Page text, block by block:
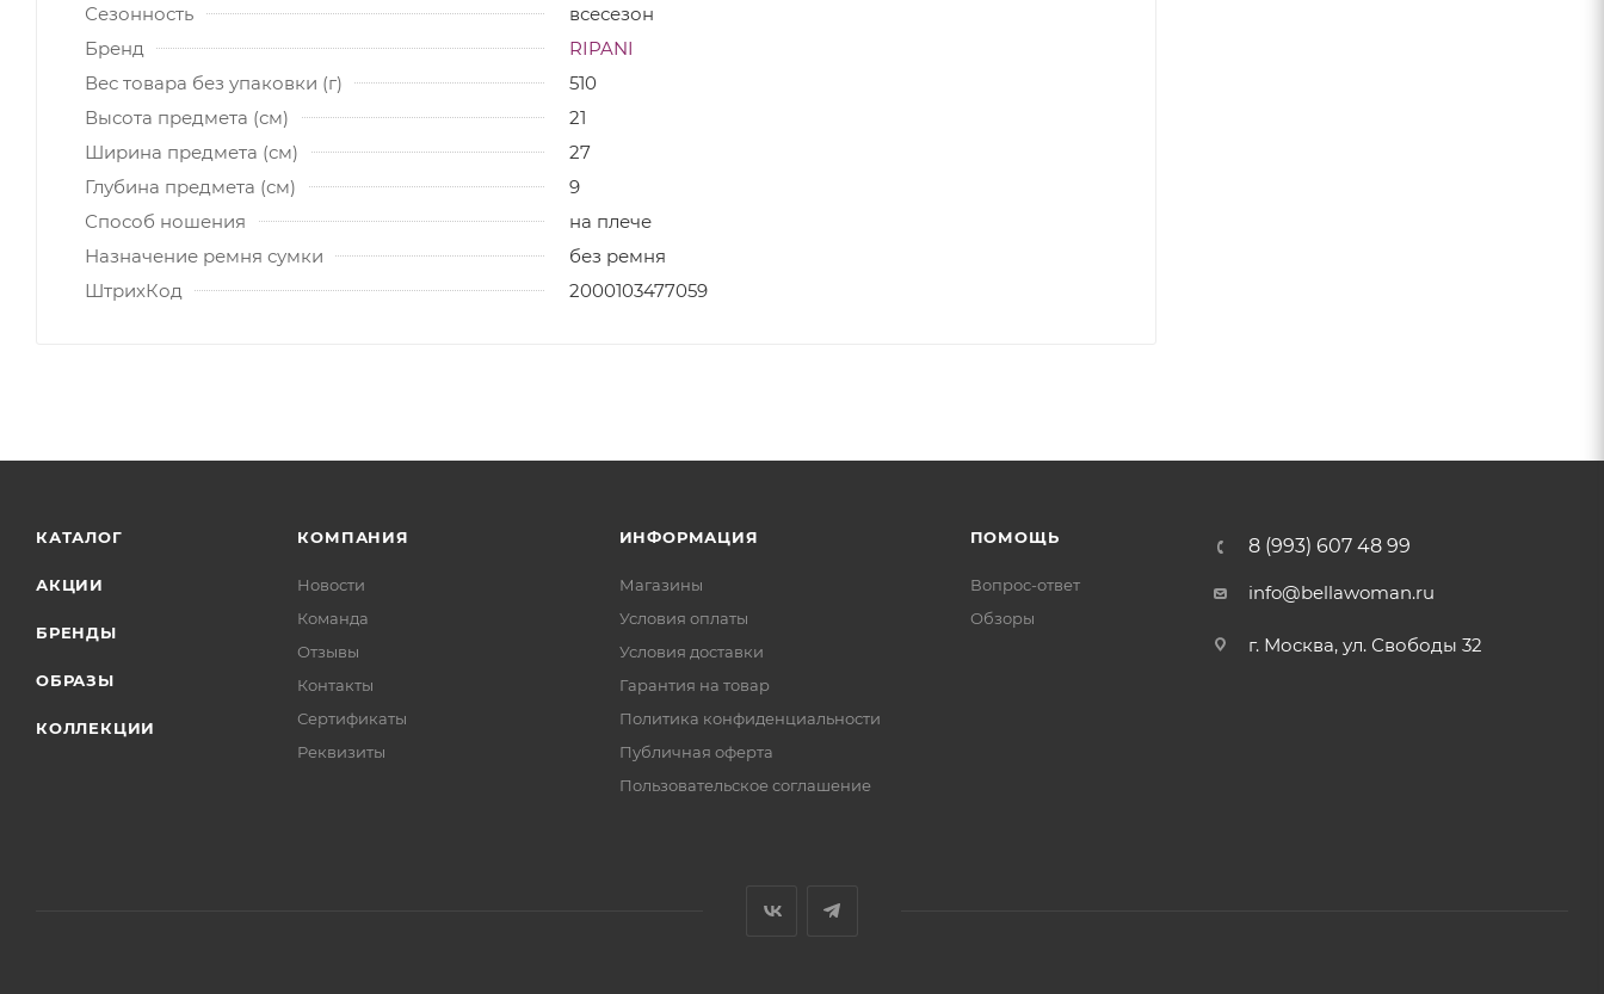
Сезонность
всесезон
Бренд
RIPANI
Вес товара без упаковки (г)
510
Высота предмета (см)
21
Ширина предмета (см)
27
Глубина предмета (см)
9
Способ ношения
на плече
Назначение ремня сумки
без ремня
ШтрихКод
2000103477059
КАТАЛОГ
АКЦИИ
БРЕНДЫ
ОБРАЗЫ
КОЛЛЕКЦИИ
КОМПАНИЯ
Новости
Команда
Отзывы
Контакты
Сертификаты
Реквизиты
ИНФОРМАЦИЯ
Магазины
Условия оплаты
Условия доставки
Гарантия на товар
Политика конфиденциальности
Публичная оферта
Пользовательское соглашение
ПОМОЩЬ
Вопрос-ответ
Обзоры
8 (993) 607 48 99
info@bellawoman.ru
г. Москва, ул. Свободы 32